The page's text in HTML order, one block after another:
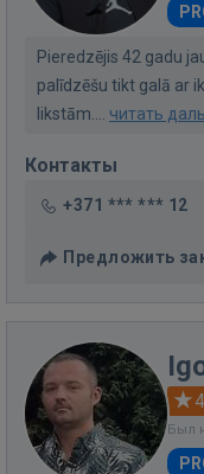
Pieredzējis 42 gadu
palīdzēšu tikt galā ar
likstām.... читать
Контакты
+371 *** *** 12
Предложить
Был